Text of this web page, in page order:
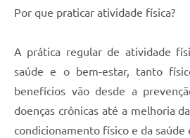
Por que praticar atividade física?
A prática regular de atividade
saúde e o bem-estar, tanto
benefícios vão desde a
doenças crônicas até a melhoria
condicionamento físico e da saúde